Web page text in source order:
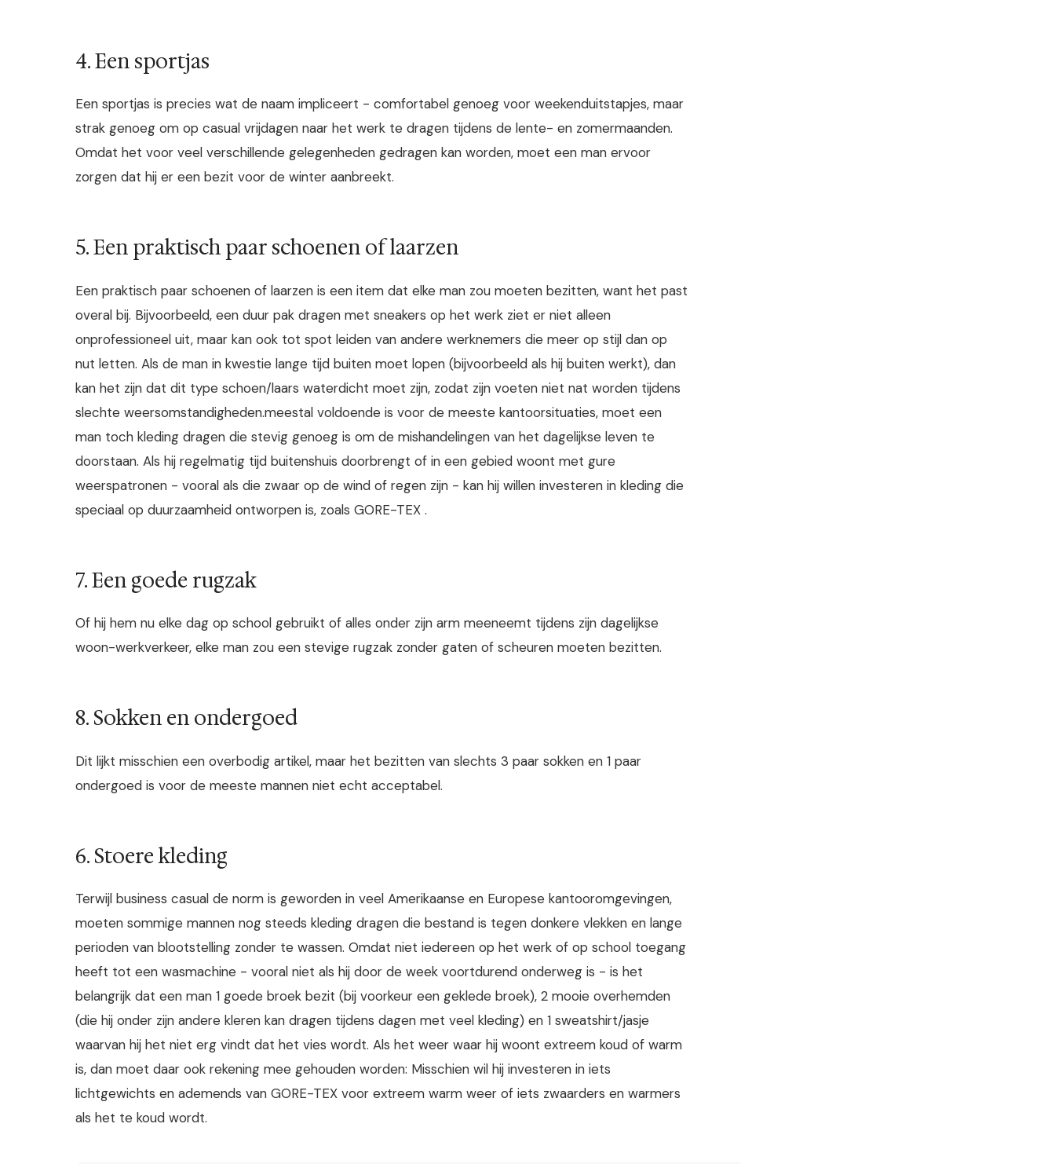
4. Een sportjas
Een sportjas is precies wat de naam impliceert - comfortabel genoeg voor weekenduitstapjes, maar
strak genoeg om op casual vrijdagen naar het werk te dragen tijdens de lente- en zomermaanden.
Omdat het voor veel verschillende gelegenheden gedragen kan worden, moet een man ervoor
zorgen dat hij er een bezit voor de winter aanbreekt.
5. Een praktisch paar schoenen of laarzen
Een praktisch paar schoenen of laarzen is een item dat elke man zou moeten bezitten, want het past
overal bij. Bijvoorbeeld, een duur pak dragen met sneakers op het werk ziet er niet alleen
onprofessioneel uit, maar kan ook tot spot leiden van andere werknemers die meer op stijl dan op
nut letten. Als de man in kwestie lange tijd buiten moet lopen (bijvoorbeeld als hij buiten werkt), dan
kan het zijn dat dit type schoen/laars waterdicht moet zijn, zodat zijn voeten niet nat worden tijdens
slechte weersomstandigheden.meestal voldoende is voor de meeste kantoorsituaties, moet een
man toch kleding dragen die stevig genoeg is om de mishandelingen van het dagelijkse leven te
doorstaan. Als hij regelmatig tijd buitenshuis doorbrengt of in een gebied woont met gure
weerspatronen - vooral als die zwaar op de wind of regen zijn - kan hij willen investeren in kleding die
speciaal op duurzaamheid ontworpen is, zoals GORE-TEX .
7. Een goede rugzak
Of hij hem nu elke dag op school gebruikt of alles onder zijn arm meeneemt tijdens zijn dagelijkse
woon-werkverkeer, elke man zou een stevige rugzak zonder gaten of scheuren moeten bezitten.
8. Sokken en ondergoed
Dit lijkt misschien een overbodig artikel, maar het bezitten van slechts 3 paar sokken en 1 paar
ondergoed is voor de meeste mannen niet echt acceptabel.
6. Stoere kleding
Terwijl business casual de norm is geworden in veel Amerikaanse en Europese kantooromgevingen,
moeten sommige mannen nog steeds kleding dragen die bestand is tegen donkere vlekken en lange
perioden van blootstelling zonder te wassen. Omdat niet iedereen op het werk of op school toegang
heeft tot een wasmachine - vooral niet als hij door de week voortdurend onderweg is - is het
belangrijk dat een man 1 goede broek bezit (bij voorkeur een geklede broek), 2 mooie overhemden
(die hij onder zijn andere kleren kan dragen tijdens dagen met veel kleding) en 1 sweatshirt/jasje
waarvan hij het niet erg vindt dat het vies wordt. Als het weer waar hij woont extreem koud of warm
is, dan moet daar ook rekening mee gehouden worden: Misschien wil hij investeren in iets
lichtgewichts en ademends van GORE-TEX voor extreem warm weer of iets zwaarders en warmers
als het te koud wordt.